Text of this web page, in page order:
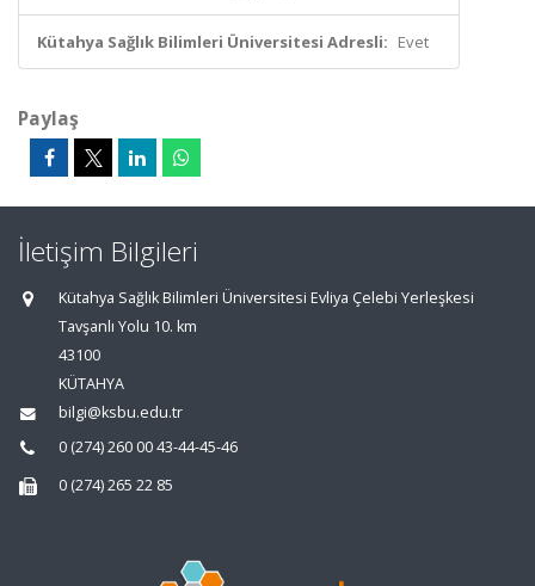
Kütahya Sağlık Bilimleri Üniversitesi Adresli: Evet
Paylaş
İletişim Bilgileri
Kütahya Sağlık Bilimleri Üniversitesi Evliya Çelebi Yerleşkesi
Tavşanlı Yolu 10. km
43100
KÜTAHYA
bilgi@ksbu.edu.tr
0 (274) 260 00 43-44-45-46
0 (274) 265 22 85